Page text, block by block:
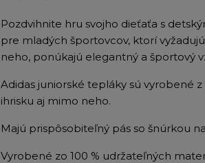
Pozdvihnite hru svojho dieťaťa s
pre mladých športovcov, ktorí
neho, ponúkajú elegantný a športový
Adidas juniorské tepláky sú vyrobené
ihrisku aj mimo neho.
Majú prispôsobiteľný pás so šnúrkou
Vyrobené zo 100 % udržateľných